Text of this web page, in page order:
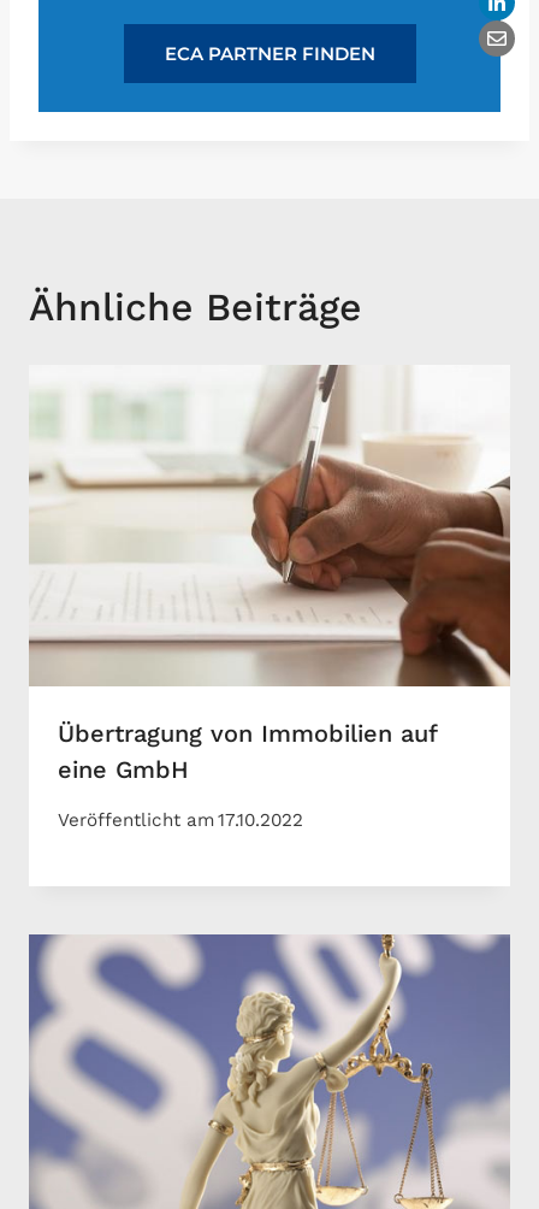
ECA PARTNER FINDEN
Ähnliche Beiträge
Übertragung von Immobilien auf
eine GmbH
Veröffentlicht am17.10.2022